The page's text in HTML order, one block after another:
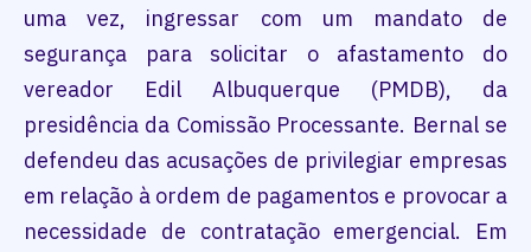
uma vez, ingressar com um mandato de
segurança para solicitar o afastamento do
vereador Edil Albuquerque (PMDB), da
presidência da Comissão Processante. Bernal se
defendeu das acusações de privilegiar empresas
em relação à ordem de pagamentos e provocar a
necessidade de contratação emergencial. Em